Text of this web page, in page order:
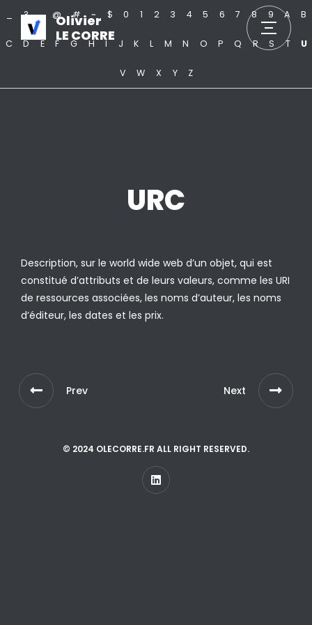
Olivier
LE CORRE
? . @ # ~ $ 0 1 2 3 4 5 6 7 8 9 A B
C D E F G H I J K L M N O P Q R S T U
V W X Y Z
URC
Description, sur le world wide web d’un objet, qui est
constitué d’attributs et de leurs valeurs, comme les URI
de ressources associées, les noms d’auteur, les noms
d’éditeur, les dates et les prix.
Prev Next
© 2024 OLECORRE.FR ALL RIGHT RESERVED.